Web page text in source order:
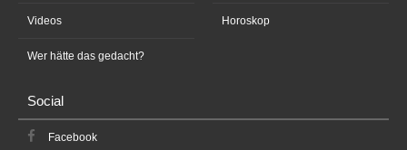
Videos
Wer hätte das gedacht?
Horoskop
Social
Facebook